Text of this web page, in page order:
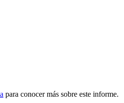
para conocer más sobre este informe.